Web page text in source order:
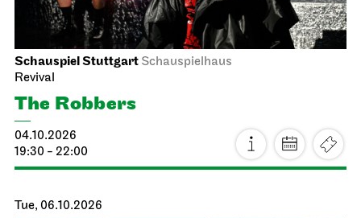
Schauspiel Stuttgart Schauspielhaus
Revival
The Robbers
04.10.2026
19:30 - 22:00
Tue, 06.10.2026